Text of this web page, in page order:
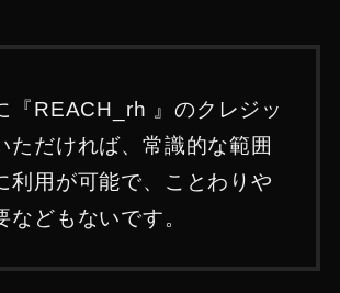
『REACH_rh 』のクレジッ
ただければ、常識的な範囲
利用が可能で、ことわりや
などもないです。